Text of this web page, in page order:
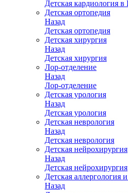
Детская кардиология в
Детская ортопедия
Назад
Детская ортопедия
Детская хирургия
Назад
Детская хирургия
Лор-отделение
Назад
Лор-отделение
Детская урология
Назад
Детская урология
Детская неврология
Назад
Детская неврология
Детская нейрохирургия
Назад
Детская нейрохирургия
Детская аллергология
Назад